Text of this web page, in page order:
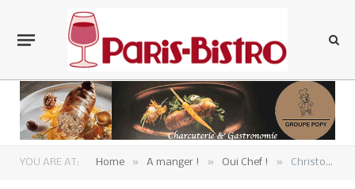
YOU ARE AT: Home » A manger ! » Oui Chef ! » Christophe Raoux